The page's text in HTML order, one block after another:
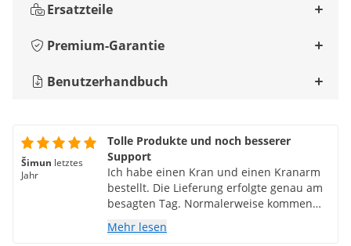
Ersatzteile
Premium-Garantie
Benutzerhandbuch
Šimun letztes
Jahr
Tolle Produkte und noch besserer
Support
Ich habe einen Kran und einen Kranarm
bestellt. Die Lieferung erfolgte genau am
besagten Tag. Normalerweise kommen
meine Lieferungen immer zu spät, da ich
auf einer Insel in Dalmatien lebe. Da ich
Mehr lesen